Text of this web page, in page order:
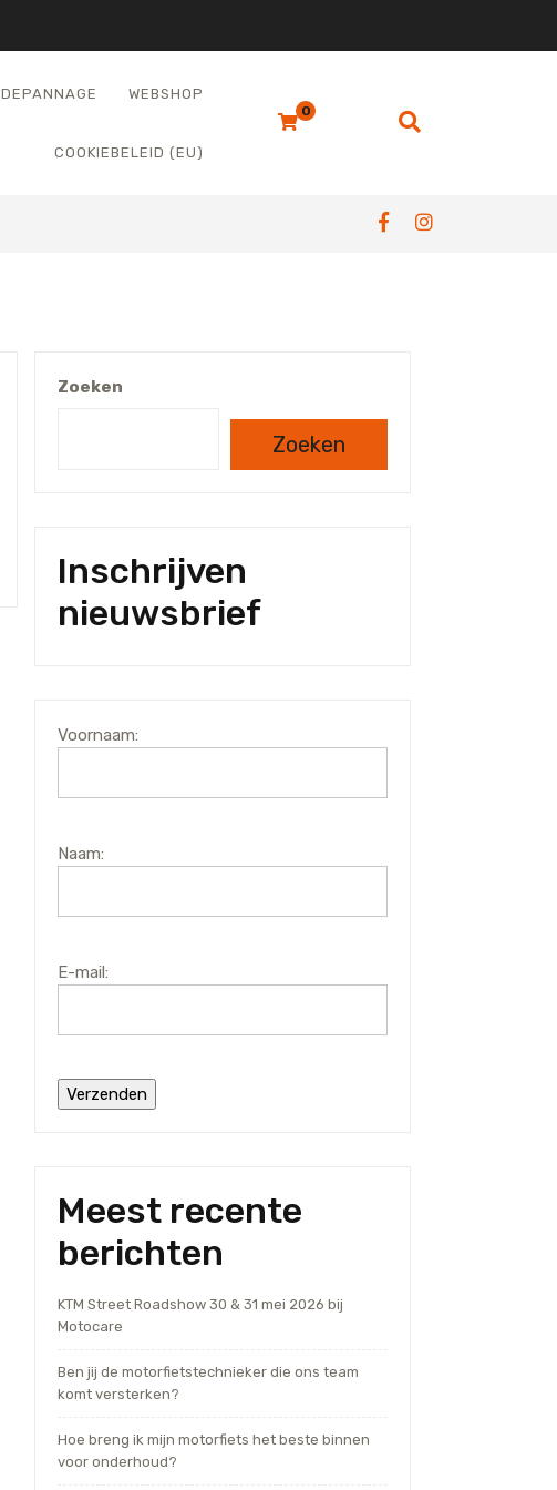
DEPANNAGE WEBSHOP
COOKIEBELEID (EU)
0
Zoeken
Zoeken
Inschrijven
nieuwsbrief
Voornaam:
Naam:
E-mail:
Meest recente
berichten
KTM Street Roadshow 30 & 31 mei 2026 bij
Motocare
Ben jij de motorfietstechnieker die ons team
komt versterken?
Hoe breng ik mijn motorfiets het beste binnen
voor onderhoud?